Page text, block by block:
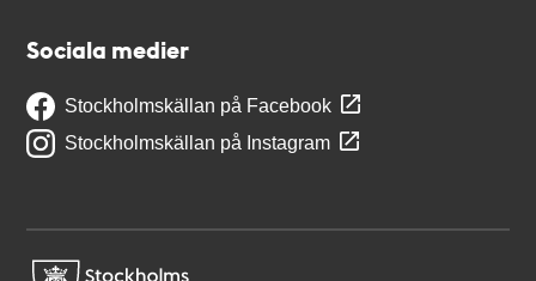
Sociala medier
Stockholmskällan på Facebook
Stockholmskällan på Instagram